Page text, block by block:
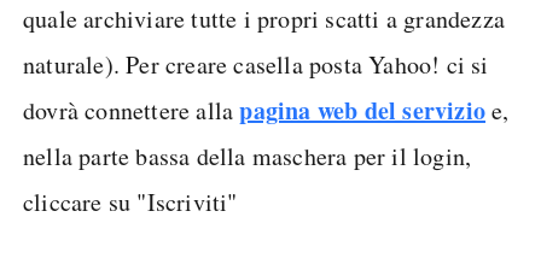
quale archiviare tutte i propri scatti a grandezza
naturale). Per creare casella posta Yahoo! ci si
dovrà connettere allapagina web del servizioe,
nella parte bassa della maschera per il login,
cliccare su "Iscriviti"